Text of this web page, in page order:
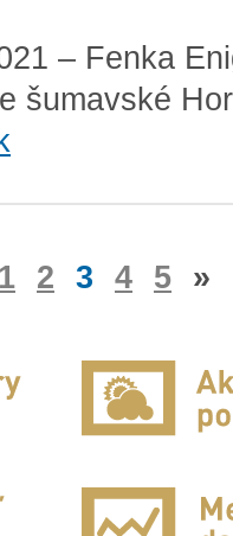
– Fenka
šumavské
1 2 3 4 5 »